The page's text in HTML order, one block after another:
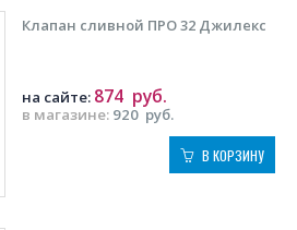
Клапан сливной ПРО 32 Джилекс
в магазине: 920 руб.
на сайте: 874 руб.
В КОРЗИНУ